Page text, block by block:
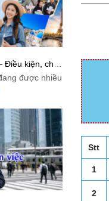
Stt
1
2
Điều kiện, chi
chuẩn cho
được nhiều